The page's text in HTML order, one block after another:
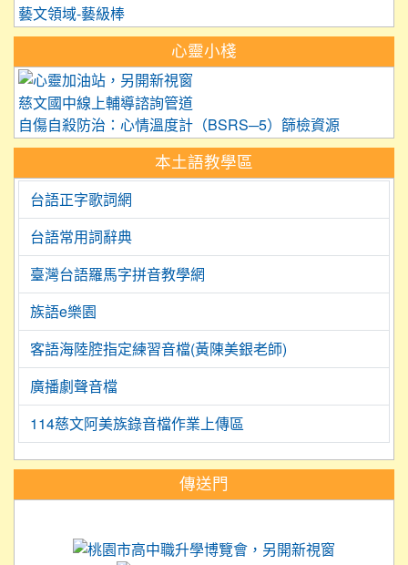
藝文領域-藝級棒
心靈小棧
慈文國中線上輔導諮詢管道
自傷自殺防治：心情溫度計（BSRS─5）篩檢資源
本土語教學區
台語正字歌詞網
台語常用詞辭典
臺灣台語羅馬字拼音教學網
族語e樂園
客語海陸腔指定練習音檔(黃陳美銀老師)
廣播劇聲音檔
114慈文阿美族錄音檔作業上傳區
傳送門